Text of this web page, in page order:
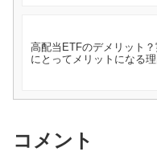
高配当ETFのデメリット
にとってメリットになる
コメント